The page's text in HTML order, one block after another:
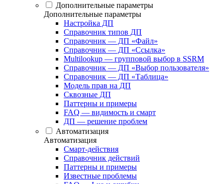
Дополнительные параметры
Дополнительные параметры
Настройка ДП
Справочник типов ДП
Справочник — ДП «Файл»
Справочник — ДП «Ссылка»
Multilookup — групповой выбор в SSRM
Справочник — ДП «Выбор пользователя»
Справочник — ДП «Таблица»
Модель прав на ДП
Сквозные ДП
Паттерны и примеры
FAQ — видимость и смарт
ДП — решение проблем
Автоматизация
Автоматизация
Смарт-действия
Справочник действий
Паттерны и примеры
Известные проблемы